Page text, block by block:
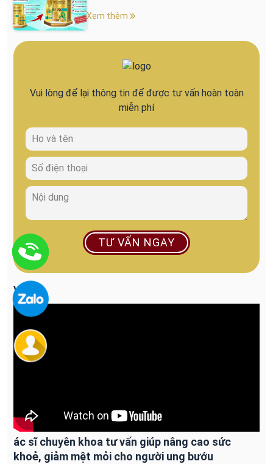
Xem thêm
Vui lòng để lại thông tin để được tư vấn hoàn toàn
miễn phí
TƯ VẤN NGAY
VIDEO
ác sĩ chuyên khoa tư vấn giúp nâng cao sức
khoẻ, giảm mệt mỏi cho người ung bướu